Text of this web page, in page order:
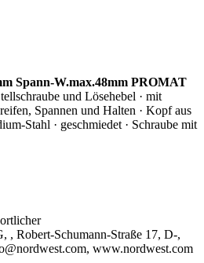
Spann-W.max.48mm PROMAT
und Lösehebel · mit
Spannen und Halten · Kopf aus
Stahl · geschmiedet · Schraube mit
, Robert-Schumann-Straße 17, D-,
www.nordwest.com